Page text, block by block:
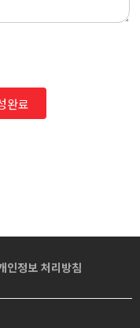
인정보 처리방침